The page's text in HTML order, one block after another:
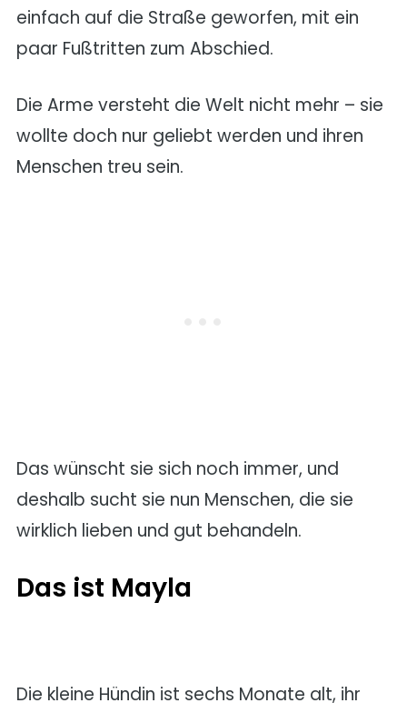
einfach auf die Straße geworfen, mit ein
paar Fußtritten zum Abschied.
Die Arme versteht die Welt nicht mehr – sie
wollte doch nur geliebt werden und ihren
Menschen treu sein.
Das wünscht sie sich noch immer, und
deshalb sucht sie nun Menschen, die sie
wirklich lieben und gut behandeln.
Das ist Mayla
Die kleine Hündin ist sechs Monate alt, ihr